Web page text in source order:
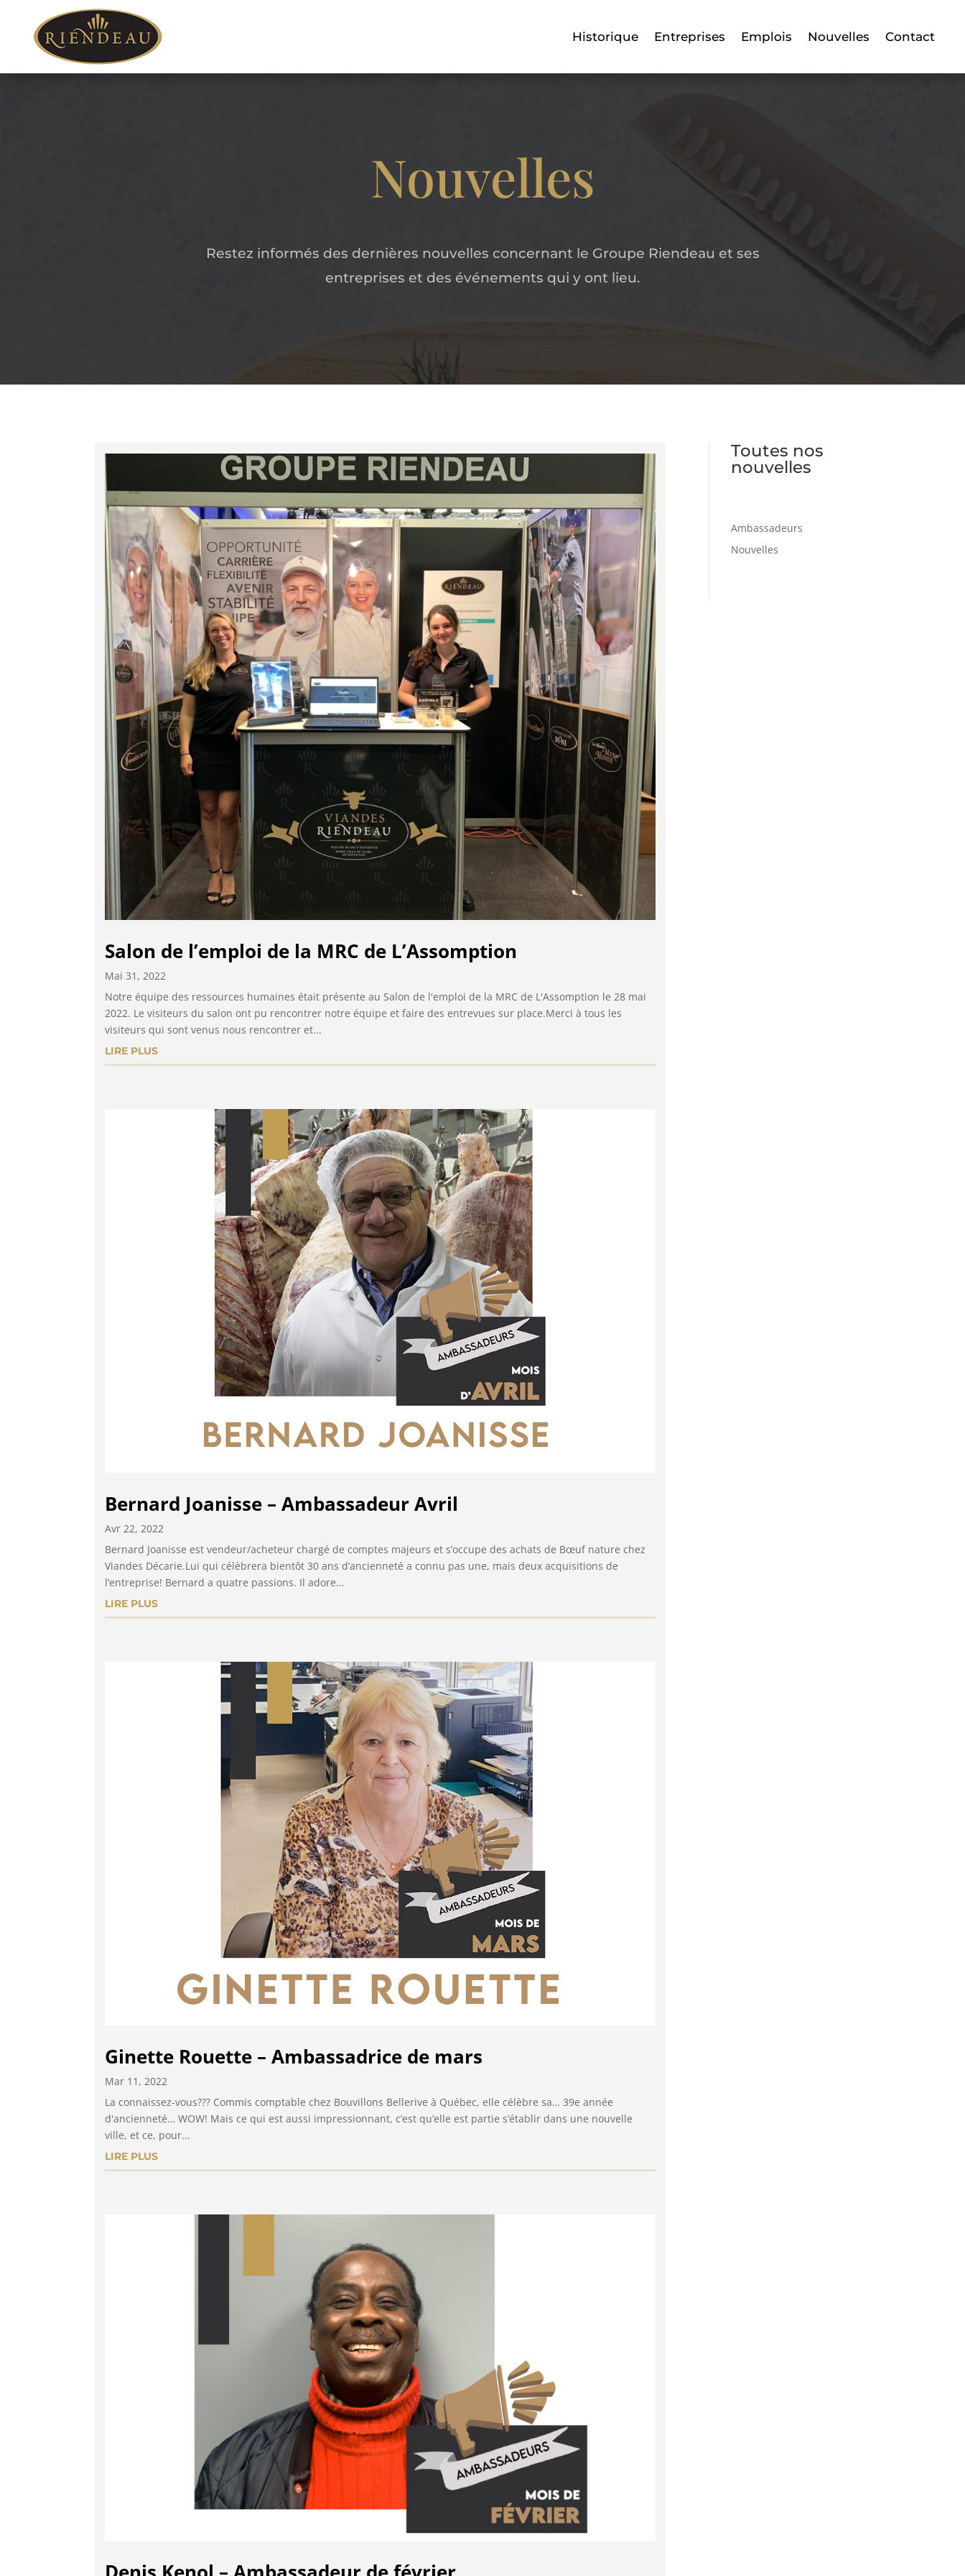
Historique Entreprises Emplois Nouvelles Contact
Nouvelles
Restez informés des dernières nouvelles concernant le Groupe Riendeau et ses
entreprises et des événements qui y ont lieu.
Salon de l’emploi de la MRC de L’Assomption
Mai 31, 2022
Notre équipe des ressources humaines était présente au Salon de l'emploi de la MRC de L'Assomption le 28 mai
2022. Le visiteurs du salon ont pu rencontrer notre équipe et faire des entrevues sur place.Merci à tous les
visiteurs qui sont venus nous rencontrer et...
LIRE PLUS
Bernard Joanisse – Ambassadeur Avril
Avr 22, 2022
Bernard Joanisse est vendeur/acheteur chargé de comptes majeurs et s’occupe des achats de Bœuf nature chez
Viandes Décarie.Lui qui célèbrera bientôt 30 ans d’ancienneté a connu pas une, mais deux acquisitions de
l’entreprise! Bernard a quatre passions. Il adore...
LIRE PLUS
Ginette Rouette – Ambassadrice de mars
Mar 11, 2022
La connaissez-vous??? Commis comptable chez Bouvillons Bellerive à Québec, elle célèbre sa… 39e année
d'ancienneté… WOW! Mais ce qui est aussi impressionnant, c’est qu’elle est partie s’établir dans une nouvelle
ville, et ce, pour...
LIRE PLUS
Toutes nos
nouvelles
Ambassadeurs
Nouvelles